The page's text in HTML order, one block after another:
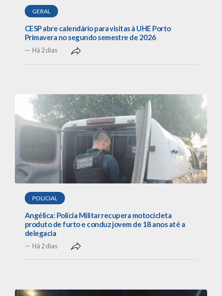
GERAL
CESP abre calendário para visitas à UHE Porto
Primavera no segundo semestre de 2026
Há 2 dias
POLICIAL
Angélica: Polícia Militar recupera motocicleta
produto de furto e conduz jovem de 18 anos até a
delegacia
Há 2 dias